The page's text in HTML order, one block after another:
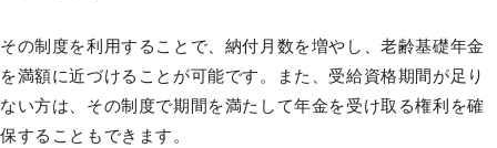
その制度を利用することで、納付月数を増やし、老齢基礎年金
を満額に近づけることが可能です。また、受給資格期間が足り
ない方は、その制度で期間を満たして年金を受け取る権利を確
保することもできます。